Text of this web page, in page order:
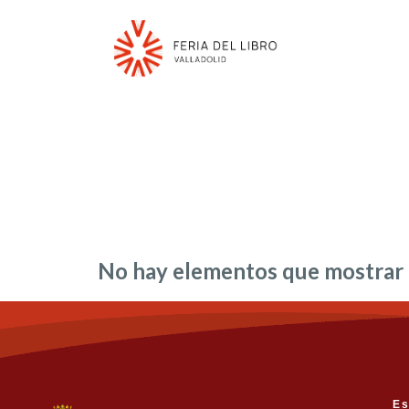
No hay elementos que mostrar